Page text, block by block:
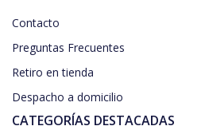
Contacto
Preguntas Frecuentes
Retiro en tienda
Despacho a domicilio
CATEGORÍAS DESTACADAS